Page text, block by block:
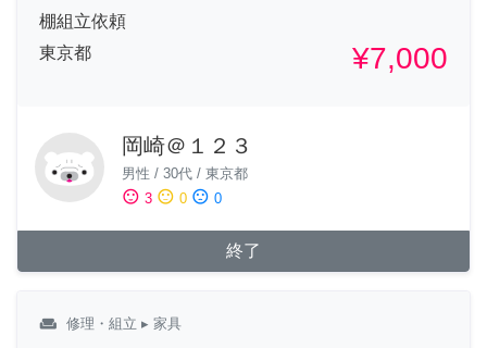
棚組立依頼
東京都
¥7,000
岡崎＠１２３
男性 / 30代 / 東京都
sentiment_satisfied 3 sentiment_neutral 0 sentiment_dissatisfied 0
終了
weekend 修理・組立 ▸ 家具